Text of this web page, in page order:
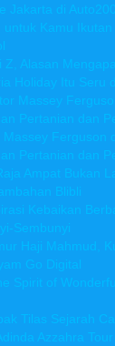
Jakarta di
untuk Kamu
Z, Alasan
Holiday Itu Seru
Massey Ferguson
Pertanian dan
Ampat Bukan
Blibli
Kebaikan
Sembunyi
Haji Mahmud,
Go Digital
Spirit of
Tilas Sejarah
Azzahra Tour